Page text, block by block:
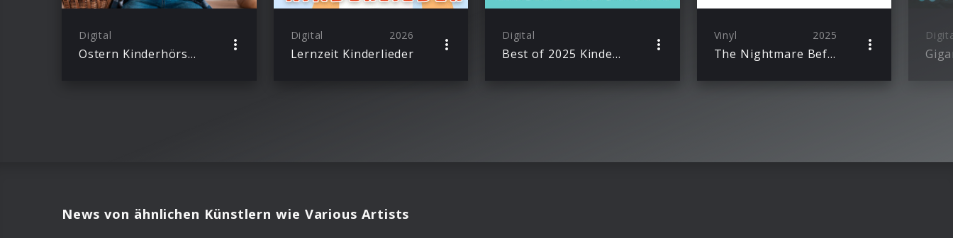
Digital
Ostern Kinderhörspiele
Digital 2026
Lernzeit Kinderlieder
Digital
Best of 2025 Kindermusik
Vinyl 2025
The Nightmare Before Christmas (Glow In The Dark 2LP)
News von ähnlichen Künstlern wie Various Artists